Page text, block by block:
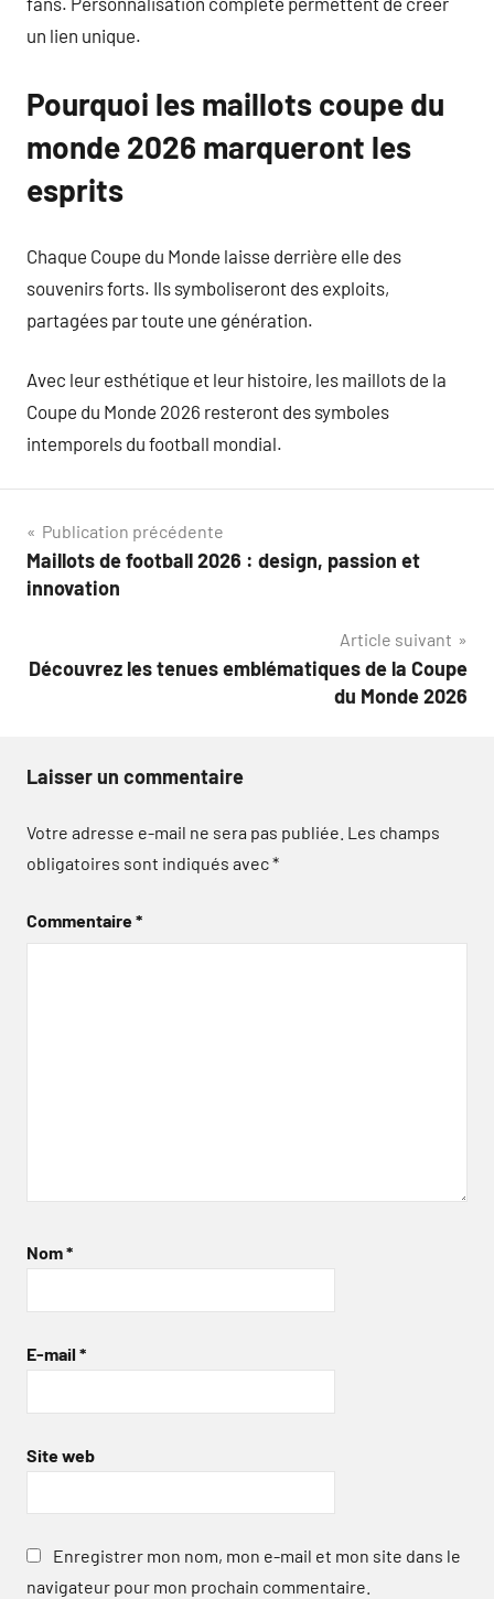
un lien unique.
Pourquoi les maillots coupe du
monde 2026 marqueront les
esprits
Chaque Coupe du Monde laisse derrière elle des
souvenirs forts. Ils symboliseront des exploits,
partagées par toute une génération.
Avec leur esthétique et leur histoire, les maillots de la
Coupe du Monde 2026 resteront des symboles
intemporels du football mondial.
Navigation
de
Publication précédente
Maillots de football 2026 : design, passion et
innovation
Article suivant
Découvrez les tenues emblématiques de la Coupe
du Monde 2026
Laisser un commentaire
Votre adresse e-mail ne sera pas publiée. Les champs
obligatoires sont indiqués avec*
Commentaire*
Nom*
E-mail *
Site web
Enregistrer mon nom, mon e-mail et mon site dans le
navigateur pour mon prochain commentaire.